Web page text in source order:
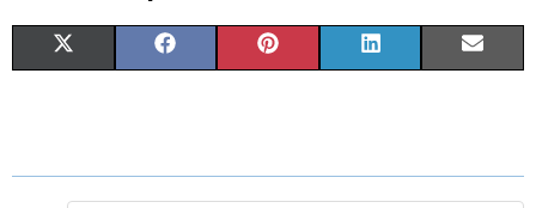
W E T K I